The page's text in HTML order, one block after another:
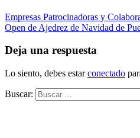
Empresas Patrocinadoras y
Open de Ajedrez de Navidad de
Deja una respuesta
Lo siento, debes estarconectado
Buscar: